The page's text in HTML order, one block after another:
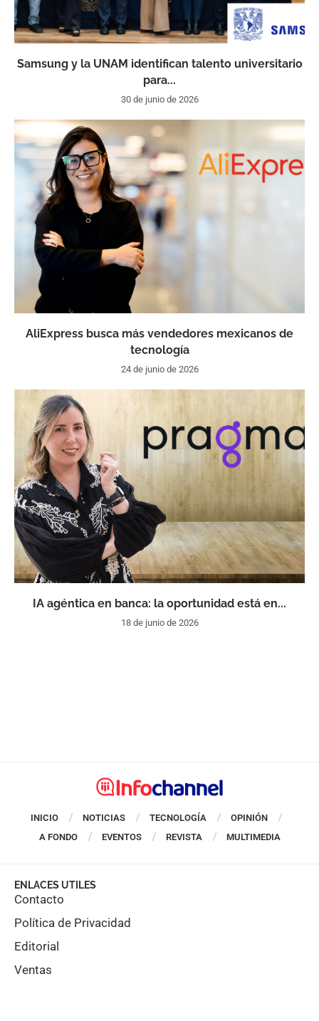
Samsung y la UNAM identifican talento universitario
para...
30 de junio de 2026
AliExpress busca más vendedores mexicanos de
tecnología
24 de junio de 2026
IA agéntica en banca: la oportunidad está en...
18 de junio de 2026
INICIO NOTICIAS TECNOLOGÍA
OPINIÓN
A FONDO
EVENTOS REVISTA MULTIMEDIA
ENLACES UTILES
Contacto
Política de Privacidad
Editorial
Ventas